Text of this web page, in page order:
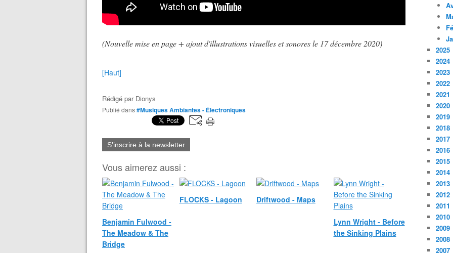
(Nouvelle mise en page + ajout d'illustrations visuelles et sonores le 17 décembre 2020)
[Haut]
Rédigé par Dionys
Publié dans#Musiques Ambiantes - Électroniques
S'inscrire à la newsletter
Vous aimerez aussi :
Benjamin Fulwood -
The Meadow & The
Bridge
FLOCKS - Lagoon Driftwood - Maps
Lynn Wright - Before
the Sinking Plains
2025
2024
2023
2022
2021
2020
2019
2018
2017
2016
2015
2014
2013
2012
2011
2010
2009
2008
2007